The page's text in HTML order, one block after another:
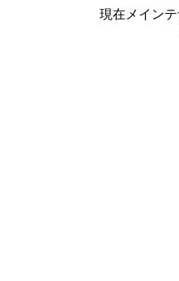
現在メイン